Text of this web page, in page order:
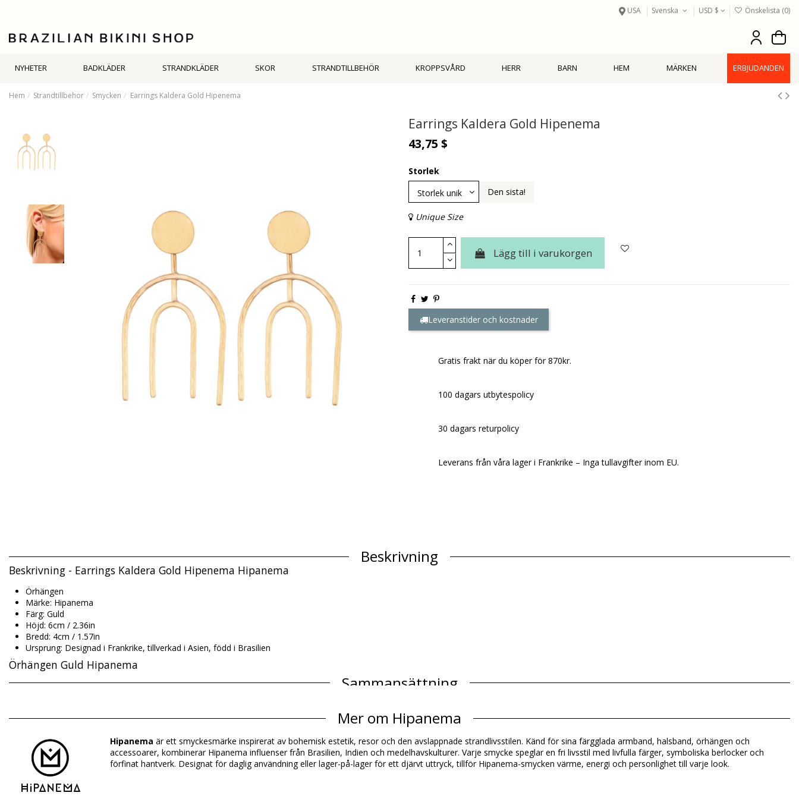
USA Svenska USD $ Önskelista (0)
NYHETER BADKLÄDER STRANDKLÄDER SKOR STRANDTILLBEHÖR KROPPSVÅRD HERR BARN HEM MÄRKEN ERBJUDANDEN
Hem Strandtillbehor Smycken Earrings Kaldera Gold Hipenema
Earrings Kaldera Gold Hipenema
43,75 $
Storlek
Den sista!
Unique Size
Lägg till i varukorgen
Leveranstider och kostnader
Gratis frakt när du köper för 870kr.
100 dagars utbytespolicy
30 dagars returpolicy
Leverans från våra lager i Frankrike – Inga tullavgifter inom EU.
Beskrivning
Beskrivning - Earrings Kaldera Gold Hipenema Hipanema
Örhängen
Märke: Hipanema
Färg: Guld
Höjd: 6cm / 2.36in
Bredd: 4cm / 1.57in
Ursprung: Designad i Frankrike, tillverkad i Asien, född i Brasilien
Örhängen Guld Hipanema
Sammansättning
Produktinformation
Avdelning: Dam, Örhängen
Paketet innehåller: 1 x Örhängen (Övriga accessoarer ingår inte)
HS CODE: 7117.90.5000
SKU: 195601113
EAN: Storlek unik (3701580123543)
Leverantörsreferens: H24KALDO
Mer om Hipanema
Hipanema är ett smyckesmärke inspirerat av bohemisk estetik, resor och den avslappnade strandlivsstilen. Känd för sina färgglada armband, halsband, örhängen och
accessoarer, kombinerar Hipanema influenser från Brasilien, Indien och medelhavskulturer. Varje smycke speglar en fri livsstil med livfulla färger, symboliska berlocker och
förfinat hantverk. Designat för daglig användning eller lager-på-lager för ett djärvt uttryck, tillför Hipanema-smycken värme, energi och personlighet till varje look.